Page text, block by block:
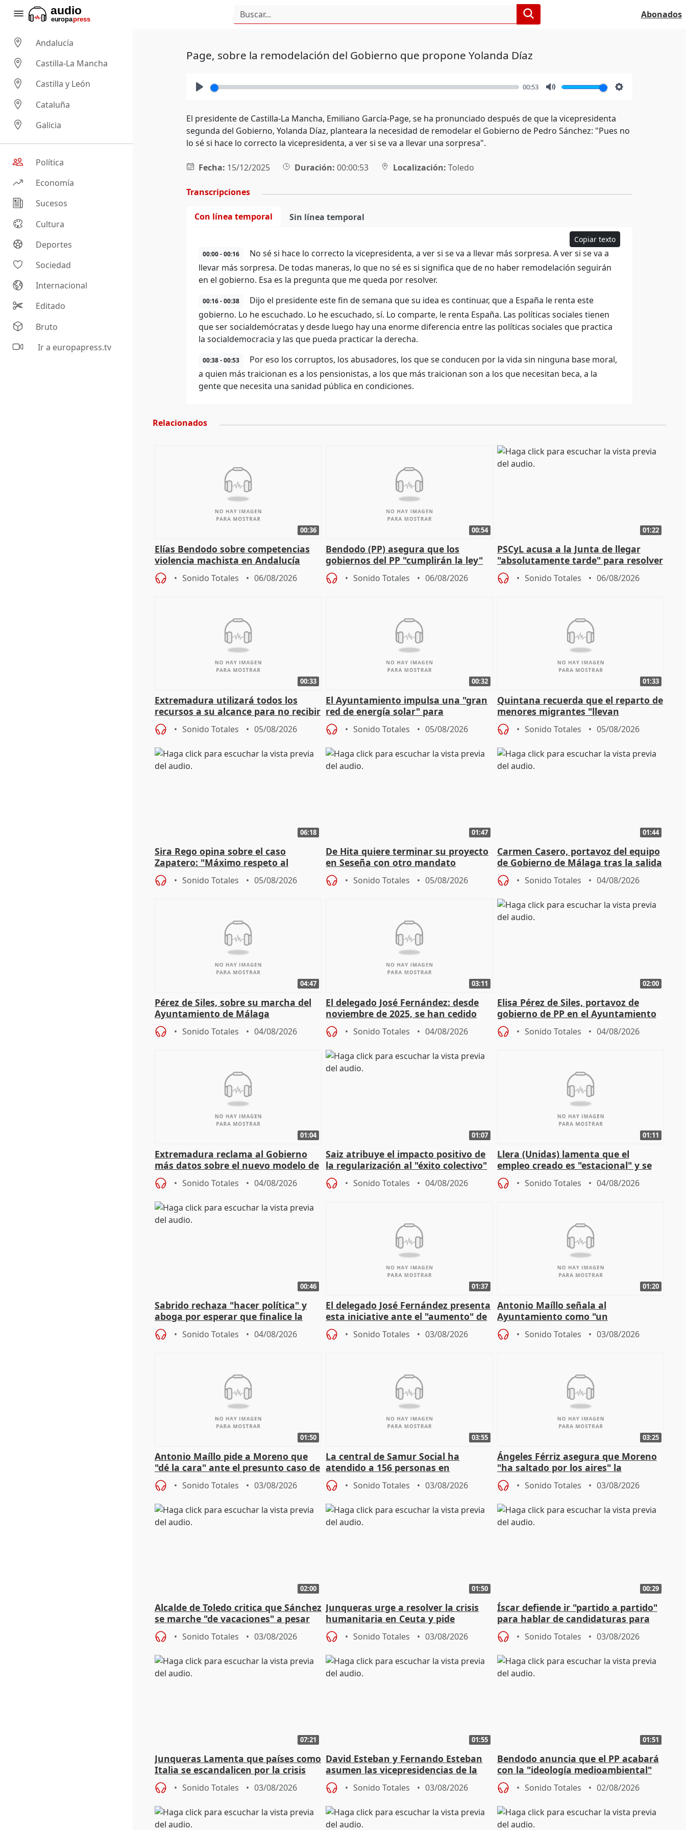
Abonados
Andalucía
Castilla-La Mancha
Castilla y León
Cataluña
Galicia
Política
Economía
Sucesos
Cultura
Deportes
Sociedad
Internacional
Editado
Bruto
Ir a europapress.tv
Page, sobre la remodelación del Gobierno que propone Yolanda Díaz
00:53
El presidente de Castilla-La Mancha, Emiliano García-Page, se ha pronunciado después de que la vicepresidenta
segunda del Gobierno, Yolanda Díaz, planteara la necesidad de remodelar el Gobierno de Pedro Sánchez: "Pues no
lo sé si hace lo correcto la vicepresidenta, a ver si se va a llevar una sorpresa".
Fecha: 15/12/2025 Duración: 00:00:53 Localización: Toledo
Transcripciones
Con línea temporal Sin línea temporal
Copiar texto
00:00 - 00:16
No sé si hace lo correcto la vicepresidenta, a ver si se va a llevar más sorpresa. A ver si se va a
llevar más sorpresa. De todas maneras, lo que no sé es si significa que de no haber remodelación seguirán
en el gobierno. Esa es la pregunta que me queda por resolver.
00:16 - 00:38
Dijo el presidente este fin de semana que su idea es continuar, que a España le renta este
gobierno. Lo he escuchado. Lo he escuchado, sí. Lo comparte, le renta España. Las políticas sociales tienen
que ser socialdemócratas y desde luego hay una enorme diferencia entre las políticas sociales que practica
la socialdemocracia y las que pueda practicar la derecha.
00:38 - 00:53
Por eso los corruptos, los abusadores, los que se conducen por la vida sin ninguna base moral,
a quien más traicionan es a los pensionistas, a los que más traicionan son a los que necesitan beca, a la
gente que necesita una sanidad pública en condiciones.
Relacionados
00:36
Elías Bendodo sobre competencias
violencia machista en Andalucía
Sonido Totales 06/08/2026
00:54
Bendodo (PP) asegura que los
gobiernos del PP "cumplirán la ley"
sobre los menores migrantes
Sonido Totales 06/08/2026
01:22
PSCyL acusa a la Junta de llegar
"absolutamente tarde" para resolver
problemas como Newcastle
Sonido Totales 06/08/2026
00:33
Extremadura utilizará todos los
recursos a su alcance para no recibir
más menores migrantes
Sonido Totales 05/08/2026
00:32
El Ayuntamiento impulsa una "gran
red de energía solar" para
autoconsumo
Sonido Totales 05/08/2026
01:33
Quintana recuerda que el reparto de
menores migrantes "llevan
aportación del Gobierno" central
Sonido Totales 05/08/2026
06:18
Sira Rego opina sobre el caso
Zapatero: "Máximo respeto al
proceso judicial"
Sonido Totales 05/08/2026
01:47
De Hita quiere terminar su proyecto
en Seseña con otro mandato
Sonido Totales 05/08/2026
01:44
Carmen Casero, portavoz del equipo
de Gobierno de Málaga tras la salida
de Pérez de Siles
Sonido Totales 04/08/2026
04:47
Pérez de Siles, sobre su marcha del
Ayuntamiento de Málaga
Sonido Totales 04/08/2026
03:11
El delegado José Fernández: desde
noviembre de 2025, se han cedido
9.810 ayudas por nacimiento
Sonido Totales 04/08/2026
02:00
Elisa Pérez de Siles, portavoz de
gobierno de PP en el Ayuntamiento
de Málaga, deja la política
Sonido Totales 04/08/2026
01:04
Extremadura reclama al Gobierno
más datos sobre el nuevo modelo de
financiación
Sonido Totales 04/08/2026
01:07
Saiz atribuye el impacto positivo de
la regularización al "éxito colectivo"
del Gobierno
Sonido Totales 04/08/2026
01:11
Llera (Unidas) lamenta que el
empleo creado es "estacional" y se
"esfumará" al acabar el verano
Sonido Totales 04/08/2026
00:46
Sabrido rechaza "hacer política" y
aboga por esperar que finalice la
investigación del incendio
Sonido Totales 04/08/2026
01:37
El delegado José Fernández presenta
esta iniciative ante el "aumento" de
personas sin hogar en Madri
Sonido Totales 03/08/2026
01:20
Antonio Maíllo señala al
Ayuntamiento como "un
especulador más" sobre viviendas de
Jiménez Becerril
Sonido Totales 03/08/2026
01:50
Antonio Maíllo pide a Moreno que
"dé la cara" ante el presunto caso de
acoso del CEO de ADM
Sonido Totales 03/08/2026
03:55
La central de Samur Social ha
atendido a 156 personas en
situación de calle durante Campaña
de CalorSonido Totales 03/08/2026
03:25
Ángeles Férriz asegura que Moreno
"ha saltado por los aires" la
negociación tras acuerdo con SMA
Sonido Totales 03/08/2026
02:00
Alcalde de Toledo critica que Sánchez
se marche "de vacaciones" a pesar
de la crisis migratoria
Sonido Totales 03/08/2026
01:50
Junqueras urge a resolver la crisis
humanitaria en Ceuta y pide
responsabilidad a la UE
Sonido Totales 03/08/2026
00:29
Íscar defiende ir "partido a partido"
para hablar de candidaturas para
2027
Sonido Totales 03/08/2026
07:21
Junqueras Lamenta que países como
Italia se escandalicen por la crisis
migratoria
Sonido Totales 03/08/2026
01:55
David Esteban y Fernando Esteban
asumen las vicepresidencias de la
Diputación de Valladolid
Sonido Totales 03/08/2026
01:51
Bendodo anuncia que el PP acabará
con la "ideología medioambiental"
para regenerar las playas
Sonido Totales 02/08/2026